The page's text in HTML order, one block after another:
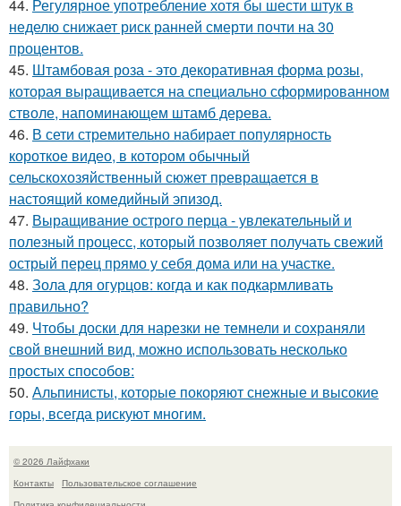
44. Регулярное употребление хотя бы шести штук в
неделю снижает риск ранней смерти почти на 30
процентов.
45. Штамбовая роза - это декоративная форма розы,
которая выращивается на специально сформированном
стволе, напоминающем штамб дерева.
46. В сети стремительно набирает популярность
короткое видео, в котором обычный
сельскохозяйственный сюжет превращается в
настоящий комедийный эпизод.
47. Выращивание острого перца - увлекательный и
полезный процесс, который позволяет получать свежий
острый перец прямо у себя дома или на участке.
48. Зола для огурцов: когда и как подкармливать
правильно?
49. Чтобы доски для нарезки не темнели и сохраняли
свой внешний вид, можно использовать несколько
простых способов:
50. Альпинисты, которые покоряют снежные и высокие
горы, всегда рискуют многим.
© 2026 Лайфхаки
Контакты
Пользовательское соглашение